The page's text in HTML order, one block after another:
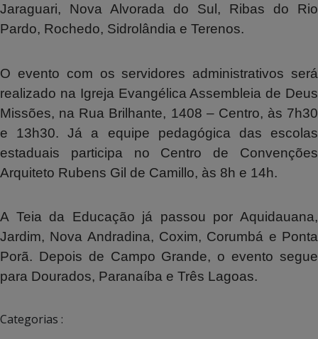
Jaraguari, Nova Alvorada do Sul, Ribas do Rio
Pardo, Rochedo, Sidrolândia e Terenos.
O evento com os servidores administrativos será
realizado na Igreja Evangélica Assembleia de Deus
Missões, na Rua Brilhante, 1408 – Centro, às 7h30
e 13h30. Já a equipe pedagógica das escolas
estaduais participa no Centro de Convenções
Arquiteto Rubens Gil de Camillo, às 8h e 14h.
A Teia da Educação já passou por Aquidauana,
Jardim, Nova Andradina, Coxim, Corumbá e Ponta
Porã. Depois de Campo Grande, o evento segue
para Dourados, Paranaíba e Três Lagoas.
Categorias :